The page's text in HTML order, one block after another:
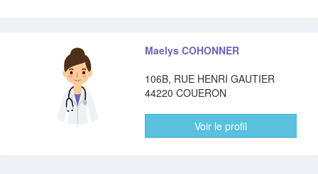
Maelys COHONNER
106B, RUE HENRI GAUTIER
44220 COUERON
Voir le profil